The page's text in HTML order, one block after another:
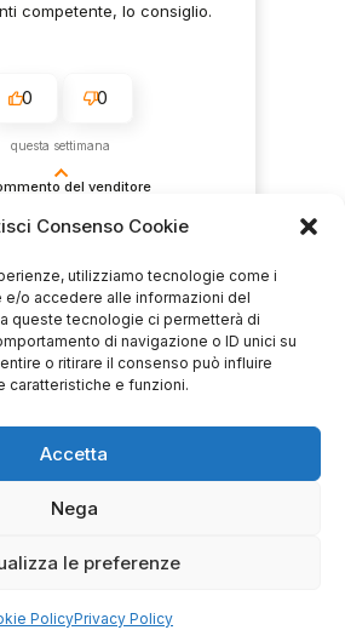
Consenso Cookie
utilizziamo tecnologie come i
o accedere alle informazioni del
queste tecnologie ci permetterà di
di navigazione o ID unici su
o ritirare il consenso può influire
caratteristiche e funzioni.
Accetta
Nega
le preferenze
PolicyPrivacy Policy
del venditore
belle parole! Siamo lieti che
a clienti così fantastici.
competente, lo consiglio.
0 0
questa settimana
e verificate da